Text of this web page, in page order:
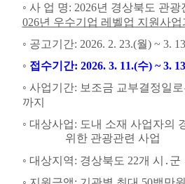
◦ 사 업 명: 2026년 경상북도 관광
026년 우수기업 레벨업 지원사
◦ 공고기간: 2026. 2. 23.(월) ~ 3.
◦ 접수기간: 2026. 3. 11.(수) ~ 3.
◦ 사업기간: 보조금 교부결정일로
까지
◦ 대상사업: 도내 소재 사업자의
위한 관광관련 사업
◦ 대상지역: 경상북도 22개 시 ․ 군